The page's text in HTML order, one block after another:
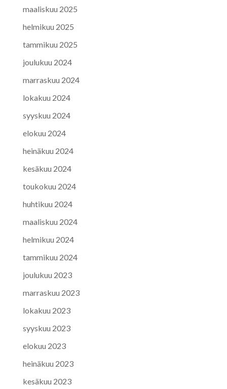
maaliskuu 2025
helmikuu 2025
tammikuu 2025
joulukuu 2024
marraskuu 2024
lokakuu 2024
syyskuu 2024
elokuu 2024
heinäkuu 2024
kesäkuu 2024
toukokuu 2024
huhtikuu 2024
maaliskuu 2024
helmikuu 2024
tammikuu 2024
joulukuu 2023
marraskuu 2023
lokakuu 2023
syyskuu 2023
elokuu 2023
heinäkuu 2023
kesäkuu 2023